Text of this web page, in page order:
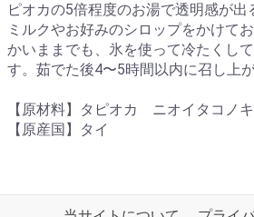
ピオカの5倍程度のお湯で透明感が
ミルクやお好みのシロップをかけて
かいままでも、氷を使って冷たくし
す。茹でた後4〜5時間以内に召し上
【原材料】タピオカ ニオイタコノ
【原産国】タイ